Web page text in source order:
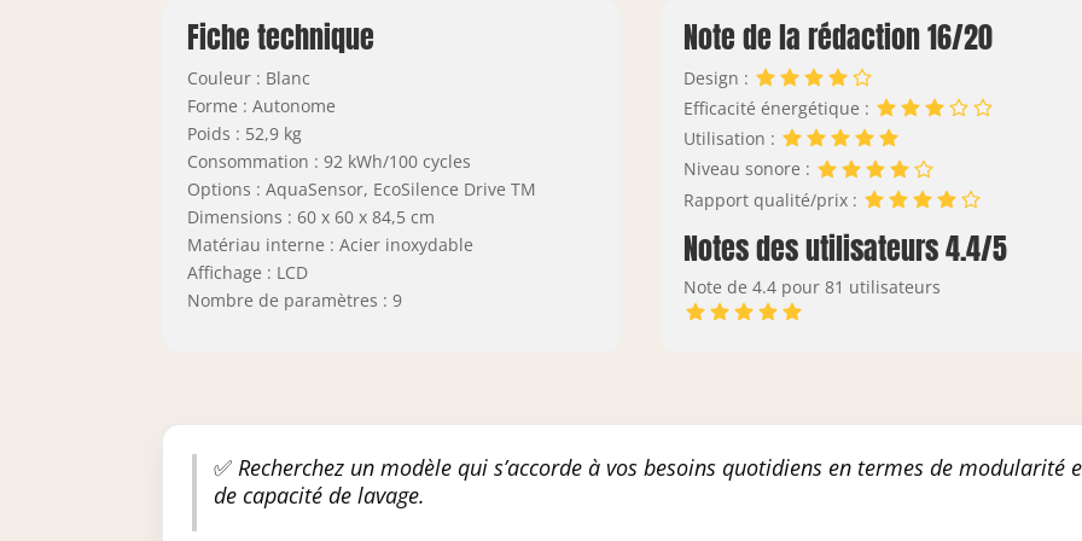
Fiche technique
Couleur : Blanc
Forme : Autonome
Poids : 52,9 kg
Consommation : 92 kWh/100 cycles
Options : AquaSensor, EcoSilence Drive TM
Dimensions : 60 x 60 x 84,5 cm
Matériau interne : Acier inoxydable
Affichage : LCD
Nombre de paramètres : 9
Note de la rédaction 16/20
Design :
Efficacité énergétique :
Utilisation :
Niveau sonore :
Rapport qualité/prix :
Notes des utilisateurs 4.4/5
Note de 4.4 pour 81 utilisateurs
✅ Recherchez un modèle qui s’accorde à vos besoins quotidiens en termes de modularité
de capacité de lavage.